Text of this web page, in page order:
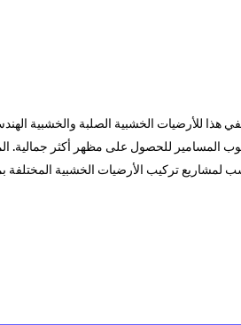
هذا للأرضيات الخشبية الصلبة والخشبية
المسامير للحصول على مظهر أكثر جمالية.